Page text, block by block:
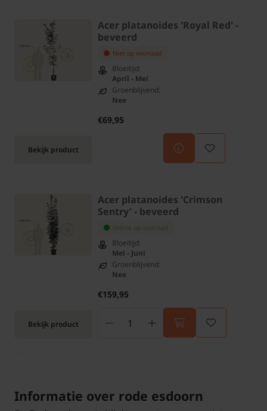
Bekijk product
Acer platanoides 'Royal Red' -
beveerd
Niet op voorraad
Bloeitijd:
April - Mei
Groenblijvend:
Nee
€69,95
Bekijk product
Acer platanoides 'Crimson
Sentry' - beveerd
Online op voorraad
Bloeitijd:
Mei - Juni
Groenblijvend:
Nee
€159,95
Informatie over rode esdoorn